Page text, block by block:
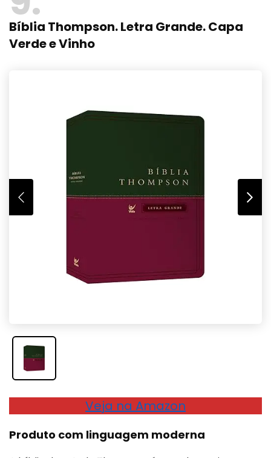
Bíblia Thompson. Letra Grande. Capa
Verde e Vinho
Veja na Amazon
Produto com linguagem moderna